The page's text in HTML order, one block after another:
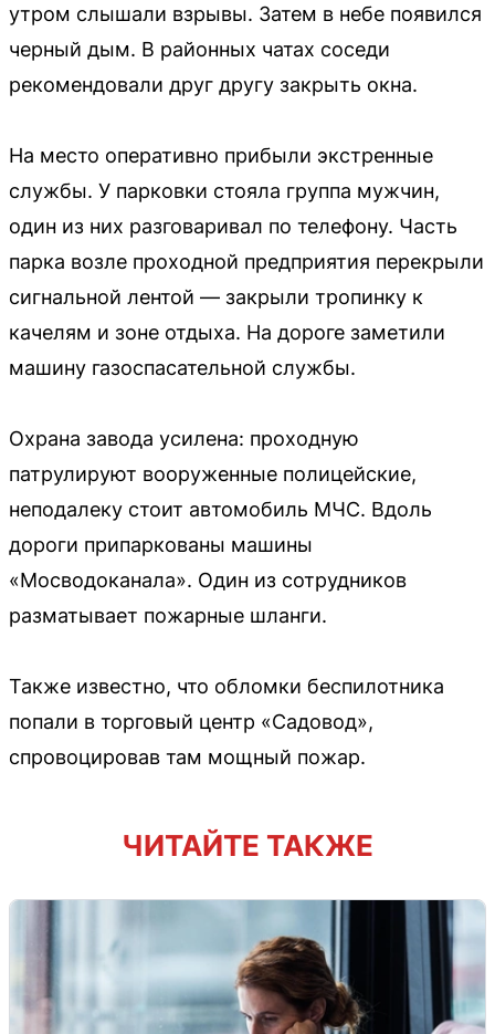
утром слышали взрывы. Затем в небе появился
черный дым. В районных чатах соседи
рекомендовали друг другу закрыть окна.
На место оперативно прибыли экстренные
службы. У парковки стояла группа мужчин,
один из них разговаривал по телефону. Часть
парка возле проходной предприятия перекрыли
сигнальной лентой — закрыли тропинку к
качелям и зоне отдыха. На дороге заметили
машину газоспасательной службы.
Охрана завода усилена: проходную
патрулируют вооруженные полицейские,
неподалеку стоит автомобиль МЧС. Вдоль
дороги припаркованы машины
«Мосводоканала». Один из сотрудников
разматывает пожарные шланги.
Также известно, что обломки беспилотника
попали в торговый центр «Садовод»,
спровоцировав там мощный пожар.
ЧИТАЙТЕ ТАКЖЕ